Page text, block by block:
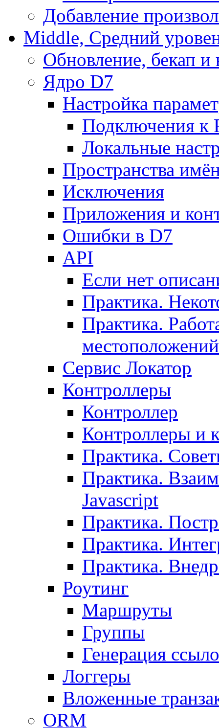
Добавление
Middle, Средний
Обновление, бекап и
Ядро D7
Настройка
Подключения к
Локальные
Пространства
Исключения
Приложения и
Ошибки в D7
API
Если нет
Практика.
Практика.
местоположений
Сервис Локатор
Контроллеры
Контроллер
Контроллеры и
Практика.
Практика.
Javascript
Практика.
Практика.
Практика.
Роутинг
Маршруты
Группы
Генерация
Логгеры
Вложенные
ORM